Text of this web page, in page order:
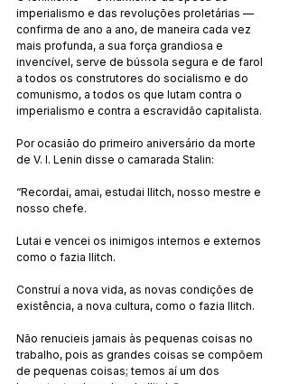
imperialismo e das revoluções proletárias —
confirma de ano a ano, de maneira cada vez
mais profunda, a sua força grandiosa e
invencível, serve de bússola segura e de farol
a todos os construtores do socialismo e do
comunismo, a todos os que lutam contra o
imperialismo e contra a escravidão capitalista.
Por ocasião do primeiro aniversário da morte
de V. I. Lenin disse o camarada Stalin:
“Recordai, amai, estudai Ilitch, nosso mestre e
nosso chefe.
Lutai e vencei os inimigos internos e externos
como o fazia Ilitch.
Construí a nova vida, as novas condições de
existência, a nova cultura, como o fazia Ilitch.
Não renucieis jamais às pequenas coisas no
trabalho, pois as grandes coisas se compõem
de pequenas coisas; temos aí um dos